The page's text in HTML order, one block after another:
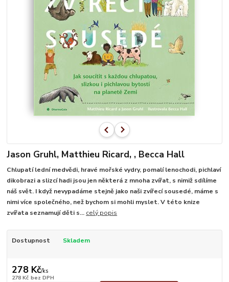
Jason Gruhl, Matthieu Ricard, , Becca Hall
Chlupatí lední medvědi, hravé mořské vydry, pomalí lenochodi, pichlaví
dikobrazi a slizcí hadi jsou jen některá z mnoha zvířat, s nimiž sdílíme
náš svět. I když nevypadáme stejně jako naši zvířecí sousedé, máme s
nimi více společného, než bychom si mohli myslet. V této knize
zvířata seznamují děti s... celý popis
Dostupnost Skladem
278 Kč/ks
278 Kč bez DPH